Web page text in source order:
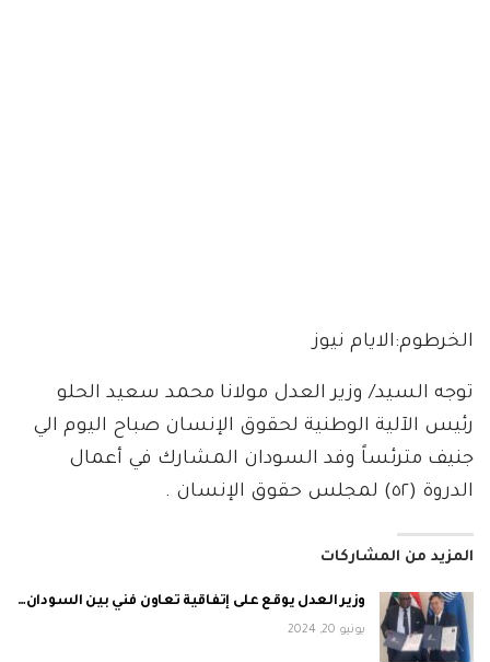
الخرطوم:الايام نيوز
توجه السيد/ وزير العدل مولانا محمد سعيد الحلو
رئيس الآلية الوطنية لحقوق الإنسان صباح اليوم الي
جنيف مترئساً وفد السودان المشارك في أعمال
الدروة (٥٢) لمجلس حقوق الإنسان .
المزيد من المشاركات
وزير العدل يوقع على إتفاقية تعاون فني بين السودان…
يونيو 20, 2024